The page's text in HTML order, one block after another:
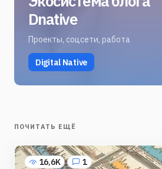
Dnative
Проекты, соцсети, работа
Digital Native
ПОЧИТАТЬ ЕЩЁ
16,6K 1